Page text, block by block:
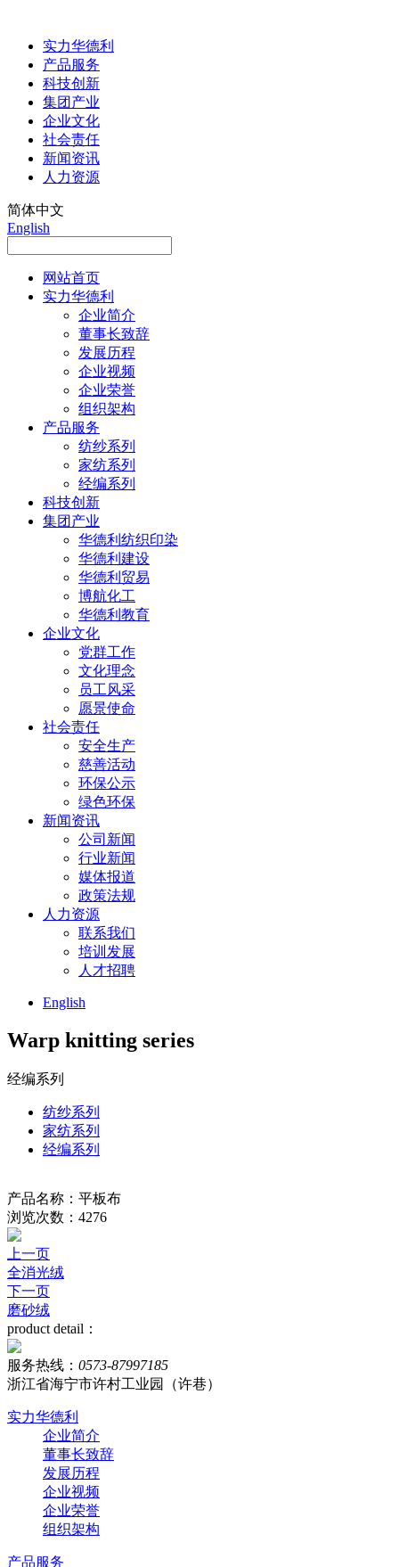
实力华德利
产品服务
科技创新
集团产业
企业文化
社会责任
新闻资讯
人力资源
简体中文
English
网站首页
实力华德利
企业简介
董事长致辞
发展历程
企业视频
企业荣誉
组织架构
产品服务
纺纱系列
家纺系列
经编系列
科技创新
集团产业
华德利纺织印染
华德利建设
华德利贸易
博航化工
华德利教育
企业文化
党群工作
文化理念
员工风采
愿景使命
社会责任
安全生产
慈善活动
环保公示
绿色环保
新闻资讯
公司新闻
行业新闻
媒体报道
政策法规
人力资源
联系我们
培训发展
人才招聘
English
Warp knitting series
经编系列
纺纱系列
家纺系列
经编系列
产品名称：平板布
浏览次数：4276
上一页
全消光绒
下一页
磨砂绒
product detail：
服务热线： 0573-87997185
浙江省海宁市许村工业园（许巷）
实力华德利
企业简介
董事长致辞
发展历程
企业视频
企业荣誉
组织架构
产品服务